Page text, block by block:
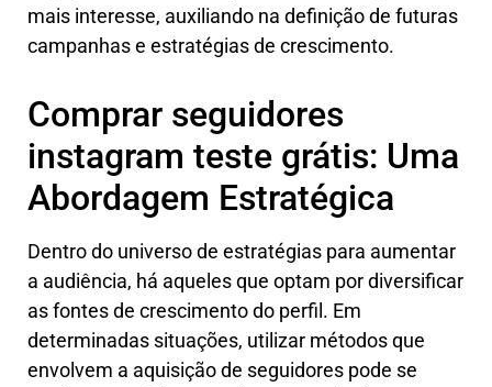
mais interesse, auxiliando na definição de futuras
campanhas e estratégias de crescimento.
Comprar seguidores
instagram teste grátis: Uma
Abordagem Estratégica
Dentro do universo de estratégias para aumentar
a audiência, há aqueles que optam por diversificar
as fontes de crescimento do perfil. Em
determinadas situações, utilizar métodos que
envolvem a aquisição de seguidores pode se